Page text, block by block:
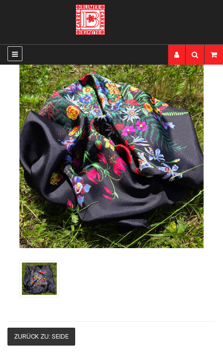
ZURÜCK ZU: SEIDE